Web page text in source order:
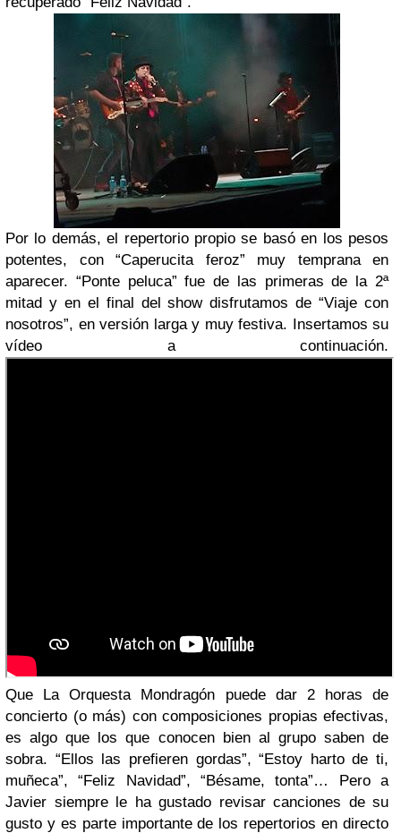
Por lo demás, el repertorio propio se basó en los pesos
potentes, con “Caperucita feroz” muy temprana en
aparecer. “Ponte peluca” fue de las primeras de la 2ª
mitad y en el final del show disfrutamos de “Viaje con
nosotros”, en versión larga y muy festiva. Insertamos su
vídeo a continuación.
Que La Orquesta Mondragón puede dar 2 horas de
concierto (o más) con composiciones propias efectivas,
es algo que los que conocen bien al grupo saben de
sobra. “Ellos las prefieren gordas”, “Estoy harto de ti,
muñeca”, “Feliz Navidad”, “Bésame, tonta”… Pero a
Javier siempre le ha gustado revisar canciones de su
gusto y es parte importante de los repertorios en directo